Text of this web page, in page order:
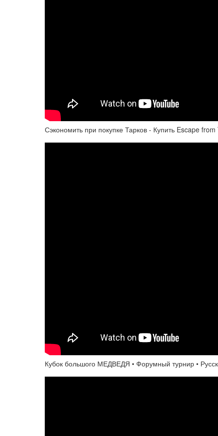
Сэкономить при покупке Тарков - Купить Escape from
Кубок большого МЕДВЕДЯ • Форумный турнир •